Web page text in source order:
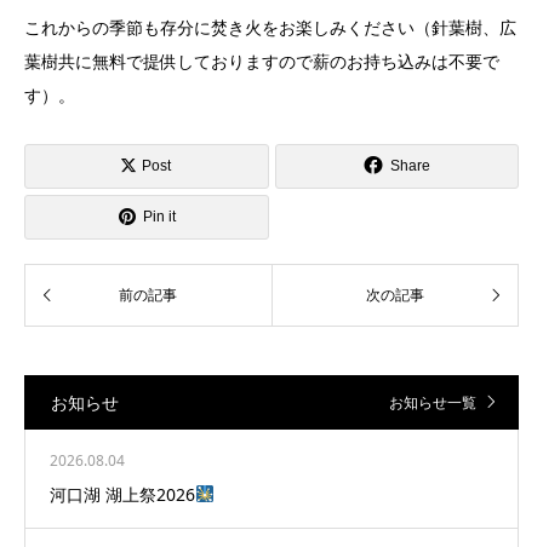
これからの季節も存分に焚き火をお楽しみください（針葉樹、広
葉樹共に無料で提供しておりますので薪のお持ち込みは不要で
す）。
Post Share
Pin it
お知らせ お知らせ一覧
2026.08.04
河口湖 湖上祭2026